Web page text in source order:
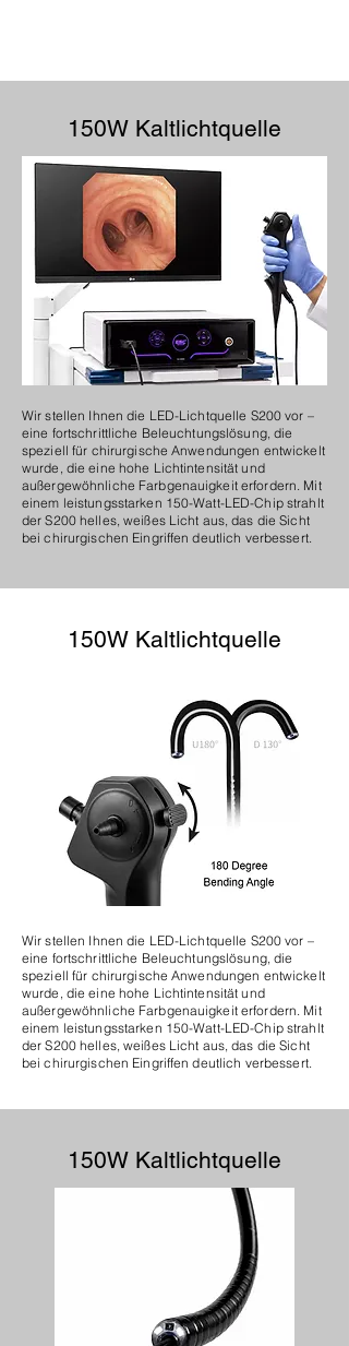
150W Kaltlichtquelle
Wir stellen Ihnen die LED-Lichtquelle S200 vor –
eine fortschrittliche Beleuchtungslösung, die
speziell für chirurgische Anwendungen entwickelt
wurde, die eine hohe Lichtintensität und
außergewöhnliche Farbgenauigkeit erfordern. Mit
einem leistungsstarken 150-Watt-LED-Chip strahlt
der S200 helles, weißes Licht aus, das die Sicht
bei chirurgischen Eingriffen deutlich verbessert.
150W Kaltlichtquelle
Wir stellen Ihnen die LED-Lichtquelle S200 vor –
eine fortschrittliche Beleuchtungslösung, die
speziell für chirurgische Anwendungen entwickelt
wurde, die eine hohe Lichtintensität und
außergewöhnliche Farbgenauigkeit erfordern. Mit
einem leistungsstarken 150-Watt-LED-Chip strahlt
der S200 helles, weißes Licht aus, das die Sicht
bei chirurgischen Eingriffen deutlich verbessert.
150W Kaltlichtquelle